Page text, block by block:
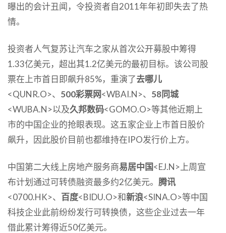
曝出的会计丑闻，令投资者自2011年年初即失去了热
情。
投资者人气复苏让汽车之家从首次公开募股中筹得
1.33亿美元，超出其1.2亿美元的最初目标。该公司股
票在上市首日即飙升85%，重演了去哪儿
<QUNR.O>、 500彩票网<WBAI.N>、 58同城
<WUBA.N>以及久邦数码<GOMO.O>等其他近期上
市的中国企业的抢眼表现。这五家企业上市首日股价
飙升，因此股价目前也都维持在IPO发行价上方。
中国第二大线上房地产服务商易居中国<EJ.N>上周宣
布计划通过可转债融资最多约2亿美元。 腾讯
<0700.HK>、 百度<BIDU.O>和新浪<SINA.O>等中国
科技企业此前纷纷发行可转换债，这些企业过去一年
借此累计筹得近50亿美元。